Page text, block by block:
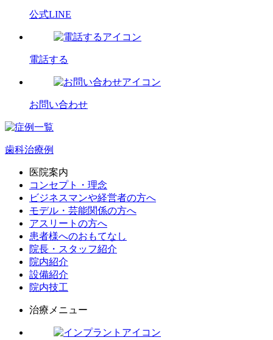
公式LINE
電話する
お問い合わせ
歯科治療例
医院案内
コンセプト・理念
ビジネスマンや経営者の方へ
モデル・芸能関係の方へ
アスリートの方へ
患者様へのおもてなし
院長・スタッフ紹介
院内紹介
設備紹介
院内技工
治療メニュー